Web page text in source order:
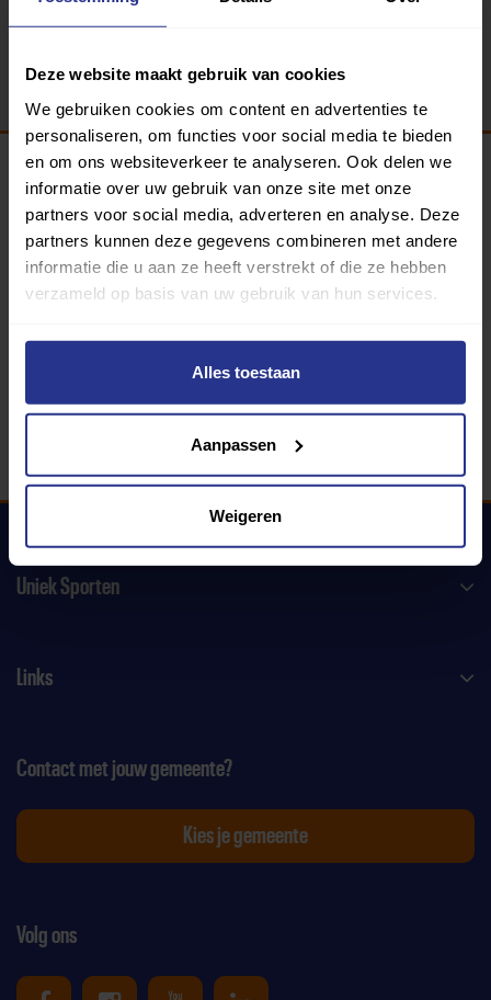
Deze website maakt gebruik van cookies
We gebruiken cookies om content en advertenties te
personaliseren, om functies voor social media te bieden
en om ons websiteverkeer te analyseren. Ook delen we
informatie over uw gebruik van onze site met onze
partners voor social media, adverteren en analyse. Deze
partners kunnen deze gegevens combineren met andere
informatie die u aan ze heeft verstrekt of die ze hebben
verzameld op basis van uw gebruik van hun services.
Alles toestaan
Aanpassen
Weigeren
Programma van:
340 gemeenten
Uniek Sporten
Links
Volg ons
Contact met jouw gemeente?
Kies je gemeente